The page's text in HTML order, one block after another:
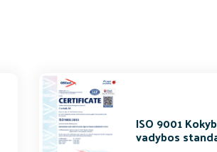
ISO 9001
vadybos